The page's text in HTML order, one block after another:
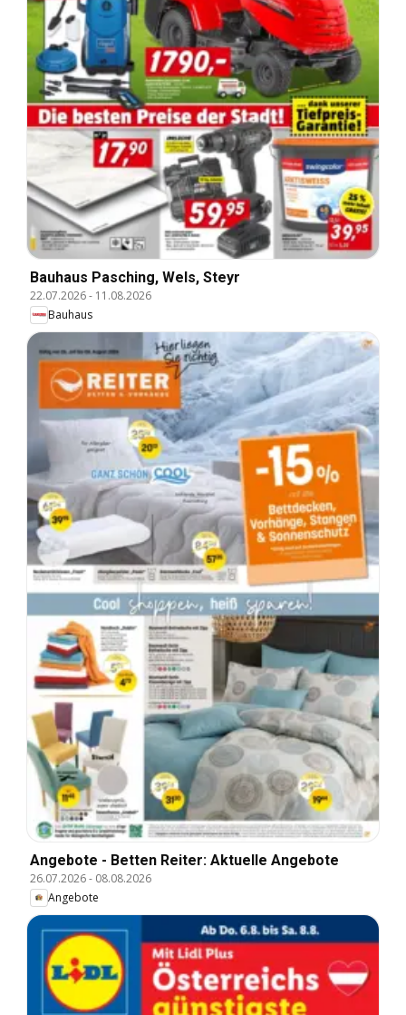
Bauhaus Pasching, Wels, Steyr
22.07.2026- 11.08.2026
Bauhaus
Angebote - Betten Reiter: Aktuelle Angebote
26.07.2026- 08.08.2026
Angebote